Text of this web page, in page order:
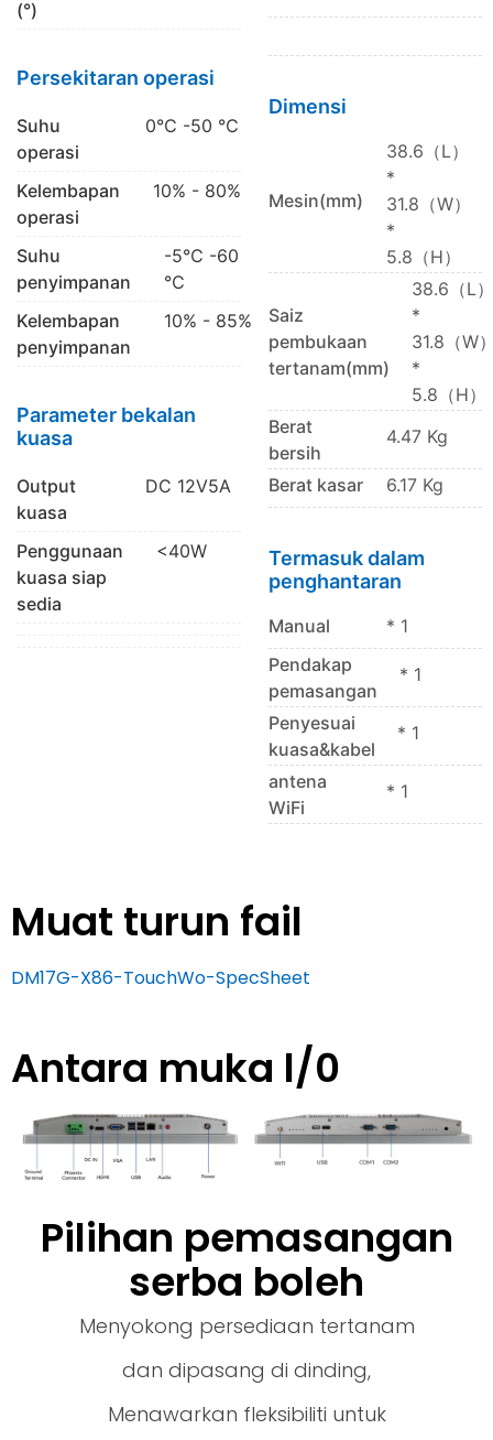
(°)
Persekitaran operasi
Suhu
operasi
0℃ -50 ℃
Kelembapan
operasi
10% - 80%
Suhu
penyimpanan
-5℃ -60
℃
Kelembapan
penyimpanan
10% - 85%
Parameter bekalan
kuasa
Output
kuasa
DC 12V5A
Penggunaan
kuasa siap
sedia
<40W
Dimensi
Mesin(mm)
38.6（L）
*
31.8（W）
*
5.8（H）
Saiz
pembukaan
tertanam(mm)
38.6（L）
*
31.8（W
*
5.8（H）
Berat
bersih
4.47 Kg
Berat kasar 6.17 Kg
Termasuk dalam
penghantaran
Manual
* 1
Pendakap
pemasangan
* 1
Penyesuai
kuasa&kabel
* 1
antena
WiFi
* 1
Muat turun fail
DM17G-X86-TouchWo-SpecSheet
Antara muka l/0
Pilihan pemasangan
serba boleh
Menyokong persediaan tertanam
dan dipasang di dinding,
Menawarkan fleksibiliti untuk